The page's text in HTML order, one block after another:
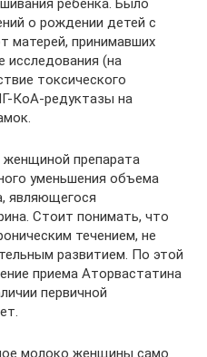
ребенка. Было
о рождении детей с
матерей, принимавших
исследования (на
токсического
КоА-редуктазы на
препарата
уменьшения объема
являющегося
Стоит понимать, что
течением, не
развитием. По этой
приема Аторвастатина
первичной
молоко женщины само